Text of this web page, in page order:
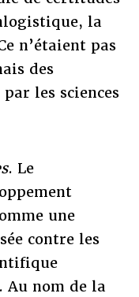
la
n’étaient pas
des
les sciences
. Le
une
contre les
Au nom de la